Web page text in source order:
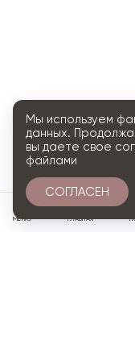
МЕНЮ ГЛАВНАЯ
Мы используем
данных.
вы даете свое
файлами
СОГЛАСЕН